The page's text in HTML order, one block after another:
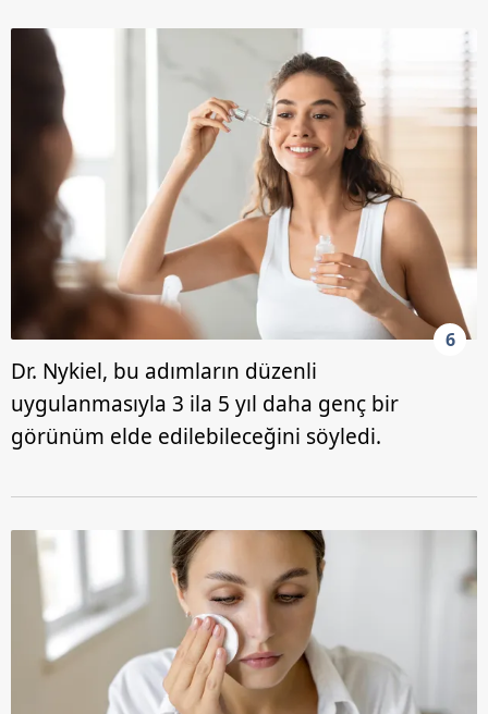
6
Dr. Nykiel, bu adımların düzenli
uygulanmasıyla 3 ila 5 yıl daha genç bir
görünüm elde edilebileceğini söyledi.